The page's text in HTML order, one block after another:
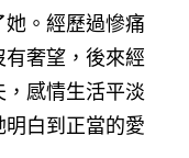
。經歷過慘痛
奢望，後來經
感情生活平淡
白到正當的愛